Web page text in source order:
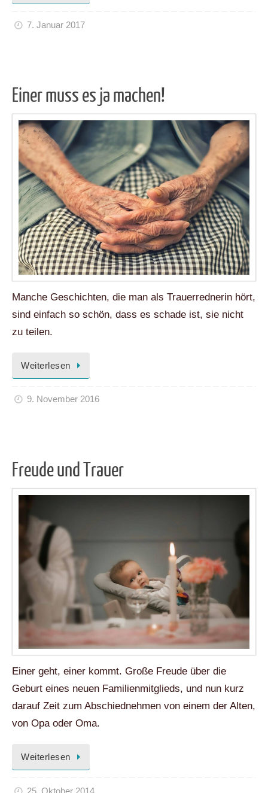
7. Januar 2017
Einer muss es ja machen!
Manche Geschichten, die man als Trauerrednerin hört,
sind einfach so schön, dass es schade ist, sie nicht
zu teilen.
Weiterlesen
9. November 2016
Freude und Trauer
Einer geht, einer kommt. Große Freude über die
Geburt eines neuen Familienmitglieds, und nun kurz
darauf Zeit zum Abschiednehmen von einem der Alten,
von Opa oder Oma.
Weiterlesen
25. Oktober 2014